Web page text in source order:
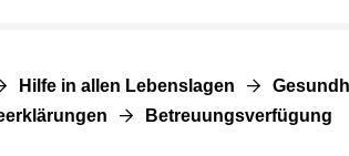
Hilfe in allen Lebenslagen
Betreuungsverfügung